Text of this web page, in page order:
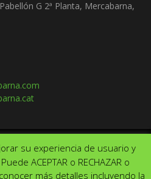
G 2ª Planta, Mercabarna,
los derechos reservados. Diseño de
de privacidad
su experiencia de usuario y
ACEPTAR o RECHAZAR o
más detalles incluyendo la